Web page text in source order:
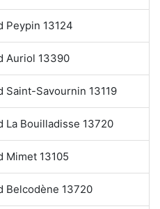
Peypin 13124
Auriol 13390
Saint-Savournin 13119
La Bouilladisse 13720
Mimet 13105
Belcodène 13720